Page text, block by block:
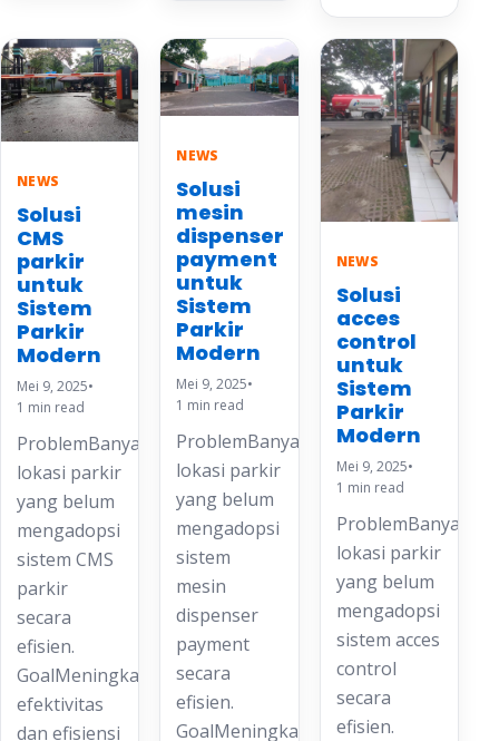
NEWS
Solusi
CMS
parkir
untuk
Sistem
Parkir
Modern
Mei 9, 2025•
1 min read
ProblemBanyak
lokasi parkir
yang belum
mengadopsi
sistem CMS
parkir
secara
efisien.
GoalMeningkatkan
efektivitas
dan efisiensi
NEWS
Solusi
mesin
dispenser
payment
untuk
Sistem
Parkir
Modern
Mei 9, 2025•
1 min read
ProblemBanyak
lokasi parkir
yang belum
mengadopsi
sistem
mesin
dispenser
payment
secara
efisien.
GoalMeningkatkan
NEWS
Solusi
acces
control
untuk
Sistem
Parkir
Modern
Mei 9, 2025•
1 min read
ProblemBanyak
lokasi parkir
yang belum
mengadopsi
sistem acces
control
secara
efisien.